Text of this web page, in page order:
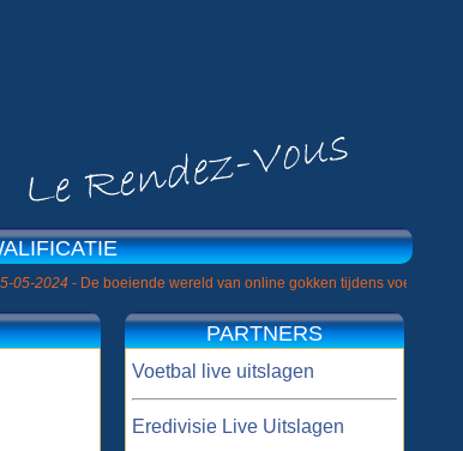
PARTNERS
Voetbal live uitslagen
Eredivisie Live Uitslagen
- De boeiende wereld van online gokken tijdens voetbaltoernooien »